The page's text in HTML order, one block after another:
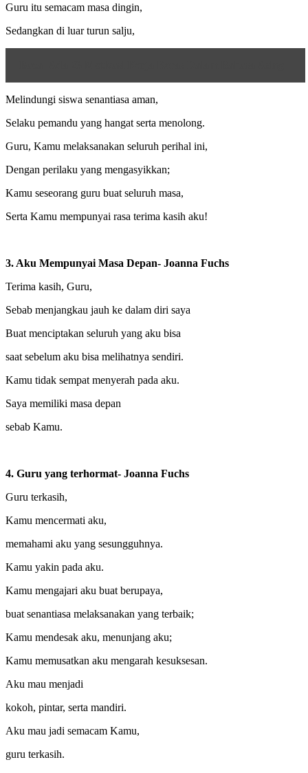
Guru itu semacam masa dingin,
Sedangkan di luar turun salju,
Melindungi siswa senantiasa aman,
Selaku pemandu yang hangat serta menolong.
Guru, Kamu melaksanakan seluruh perihal ini,
Dengan perilaku yang mengasyikkan;
Kamu seseorang guru buat seluruh masa,
Serta Kamu mempunyai rasa terima kasih aku!
3. Aku Mempunyai Masa Depan- Joanna Fuchs
Terima kasih, Guru,
Sebab menjangkau jauh ke dalam diri saya
Buat menciptakan seluruh yang aku bisa
saat sebelum aku bisa melihatnya sendiri.
Kamu tidak sempat menyerah pada aku.
Saya memiliki masa depan
sebab Kamu.
4. Guru yang terhormat- Joanna Fuchs
Guru terkasih,
Kamu mencermati aku,
memahami aku yang sesungguhnya.
Kamu yakin pada aku.
Kamu mengajari aku buat berupaya,
buat senantiasa melaksanakan yang terbaik;
Kamu mendesak aku, menunjang aku;
Kamu memusatkan aku mengarah kesuksesan.
Aku mau menjadi
kokoh, pintar, serta mandiri.
Aku mau jadi semacam Kamu,
guru terkasih.